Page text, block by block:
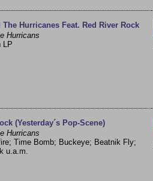
Hurricanes Feat. Red River Rock
Hurricans
LP
(Yesterday´s Pop-Scene)
Hurricans
Time Bomb; Buckeye; Beatnik Fly;
u.a.m.